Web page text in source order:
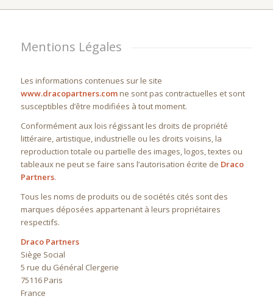
Mentions Légales
Les informations contenues sur le site
www.dracopartners.comne sont pas contractuelles et sont
susceptibles d’être modifiées à tout moment.
Conformément aux lois régissant les droits de propriété
littéraire, artistique, industrielle ou les droits voisins, la
reproduction totale ou partielle des images, logos, textes ou
tableaux ne peut se faire sans l’autorisation écrite de Draco
Partners.
Tous les noms de produits ou de sociétés cités sont des
marques déposées appartenant à leurs propriétaires
respectifs.
Draco Partners
Siège Social
5 rue du Général Clergerie
75116 Paris
France